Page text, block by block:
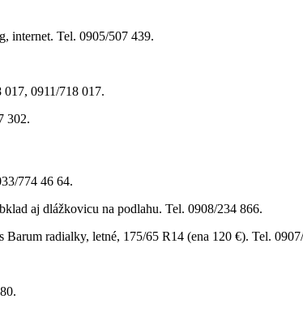
internet. Tel. 0905/507 439.
0911/718 017.
302.
774 46 64.
aj dlážkovicu na podlahu. Tel. 0908/234 866.
radialky, letné, 175/65 R14 (ena 120 €). Tel.